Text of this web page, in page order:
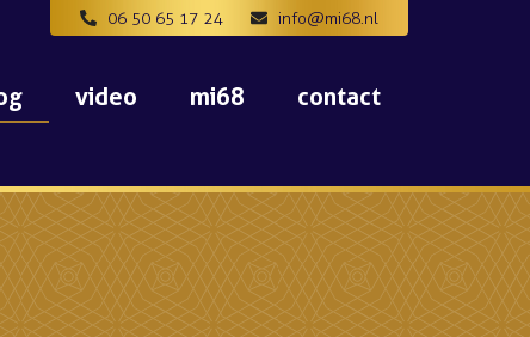
06 50 65 17 24 info@mi68.nl
video mi68 contact